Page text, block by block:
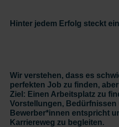
Hinter jedem Erfolg steckt
Wir verstehen, dass es
perfekten Job zu finden,
Ziel: Einen Arbeitsplatz zu
Vorstellungen,
Bewerber*innen entspricht
Karriereweg zu begleiten.